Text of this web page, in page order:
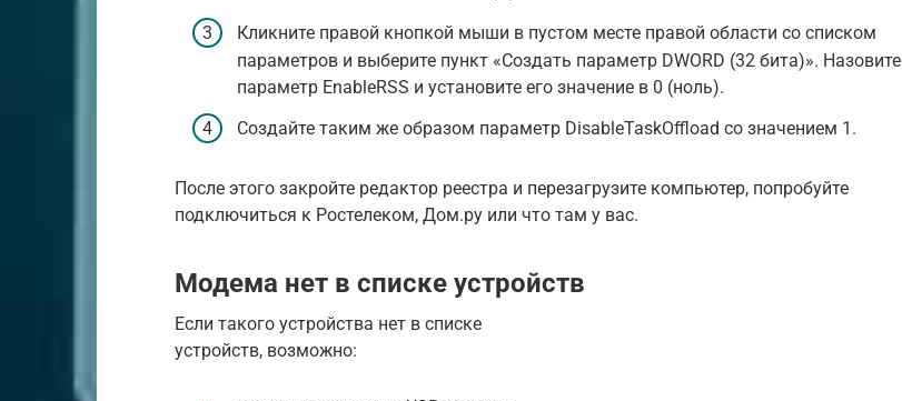
Кликните правой кнопкой мыши в пустом месте правой области со списком
параметров и выберите пункт «Создать параметр DWORD (32 бита)». Назовите
параметр EnableRSS и установите его значение в 0 (ноль).
Создайте таким же образом параметр DisableTaskOffload со значением 1.
После этого закройте редактор реестра и перезагрузите компьютер, попробуйте
подключиться к Ростелеком, Дом.ру или что там у вас.
Модема нет в списке устройств
Если такого устройства нет в списке
устройств, возможно: